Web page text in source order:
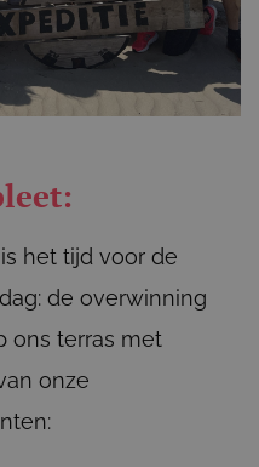
het tijd voor de
de overwinning
ons terras met
onze